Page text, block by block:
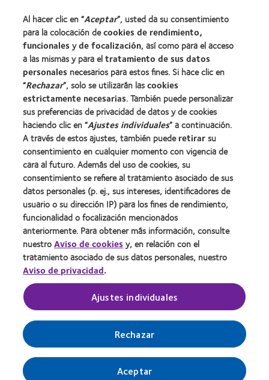
Usuario experimentado
Blog
Sobre nosotros
Carreras
Noticias
Contacto
Legal
Política de privacidad
Aviso Legal
Aviso de cookies
Condiciones del servicio
Public Country by Country Reporting
Buscar un centro
Gestionar preferencias de cookies
Al hacer clic en “Aceptar”, usted da su consentimiento
para la colocación decookies de rendimiento,
funcionalesyde focalización, así como para el acceso
a las mismas y para eltratamiento de sus datos
personales necesarios para estos fines. Si hace clic en
“Rechazar”, solo se utilizarán lascookies
estrictamente necesarias. También puede personalizar
sus preferencias de privacidad de datos y de cookies
haciendo clic en “Ajustes individuales” a continuación.
A través de estos ajustes, también puederetirarsu
consentimiento en cualquier momento con vigencia de
cara al futuro. Además del uso de cookies, su
consentimiento se refiere al tratamiento asociado de sus
datos personales (p. ej., sus intereses, identificadores de
usuario o su dirección IP) para los fines de rendimiento,
funcionalidad o focalización mencionados
anteriormente. Para obtener más información, consulte
nuestroAviso de cookiesy, en relación con el
tratamiento asociado de sus datos personales, nuestro
Aviso de privacidad.
Ajustes individuales
Rechazar
Aceptar